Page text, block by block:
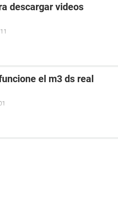
descargar videos
el m3 ds real